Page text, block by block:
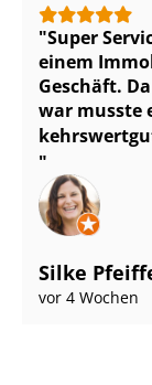
Super
einem
Geschäft.
war musste
Silke
vor 4 Wochen